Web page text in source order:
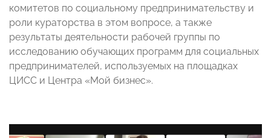
комитетов по социальному предпринимательству и
роли кураторства в этом вопросе, а также
результаты деятельности рабочей группы по
исследованию обучающих программ для социальных
предпринимателей, используемых на площадках
ЦИСС и Центра «Мой бизнес».